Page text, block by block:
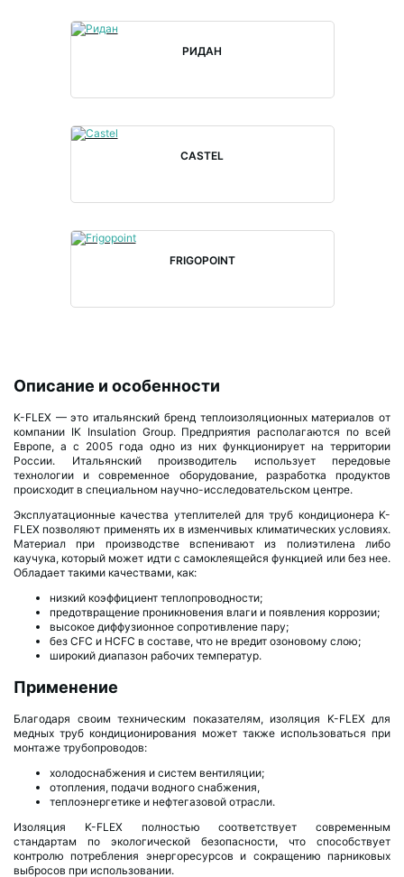
РИДАН
CASTEL
FRIGOPOINT
Описание и особенности
K-FLEX — это итальянский бренд теплоизоляционных материалов от
компании IK Insulation Group. Предприятия располагаются по всей
Европе, а с 2005 года одно из них функционирует на территории
России. Итальянский производитель использует передовые
технологии и современное оборудование, разработка продуктов
происходит в специальном научно-исследовательском центре.
Эксплуатационные качества утеплителей для труб кондиционера K-
FLEX позволяют применять их в изменчивых климатических условиях.
Материал при производстве вспенивают из полиэтилена либо
каучука, который может идти с самоклеящейся функцией или без нее.
Обладает такими качествами, как:
низкий коэффициент теплопроводности;
предотвращение проникновения влаги и появления коррозии;
высокое диффузионное сопротивление пару;
без CFC и HCFC в составе, что не вредит озоновому слою;
широкий диапазон рабочих температур.
Применение
Благодаря своим техническим показателям, изоляция K-FLEX для
медных труб кондиционирования может также использоваться при
монтаже трубопроводов:
холодоснабжения и систем вентиляции;
отопления, подачи водного снабжения,
теплоэнергетике и нефтегазовой отрасли.
Изоляция K-FLEX полностью соответствует современным
стандартам по экологической безопасности, что способствует
контролю потребления энергоресурсов и сокращению парниковых
выбросов при использовании.